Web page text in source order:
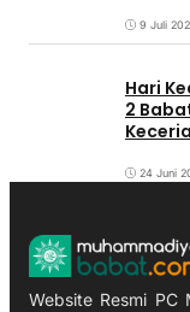
9 Juli
‎Hari
2
24 Juni
Website Resmi PC